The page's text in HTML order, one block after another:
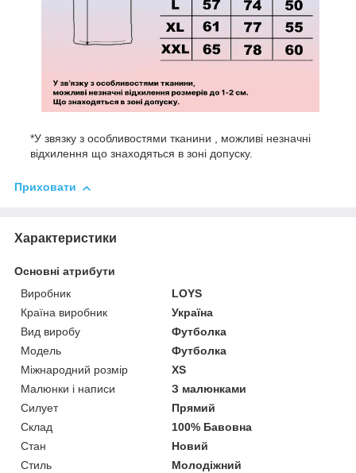
*У звязку з особливостями тканини , можливі незначні
відхилення що знаходяться в зоні допуску.
Приховати
Характеристики
Основні атрибути
Виробник
LOYS
Країна виробник
Україна
Вид виробу
Футболка
Модель
Футболка
Міжнародний розмір
XS
Малюнки і написи
З малюнками
Силует
Прямий
Склад
100% Бавовна
Стан
Новий
Стиль
Молодіжний